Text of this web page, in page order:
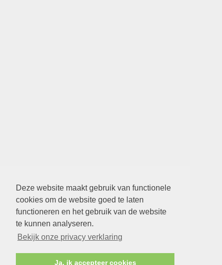
Deze website maakt gebruik van functionele
cookies om de website goed te laten
functioneren en het gebruik van de website
te kunnen analyseren.
Bekijk onze privacy verklaring
Ja, ik accepteer cookies